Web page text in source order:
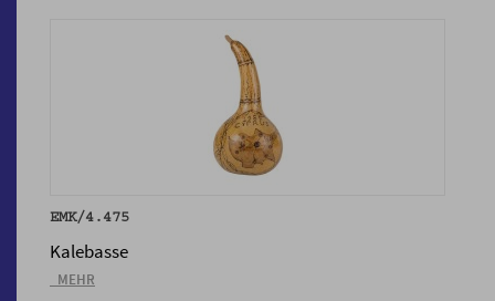
EMK/4.475
Kalebasse
_MEHR